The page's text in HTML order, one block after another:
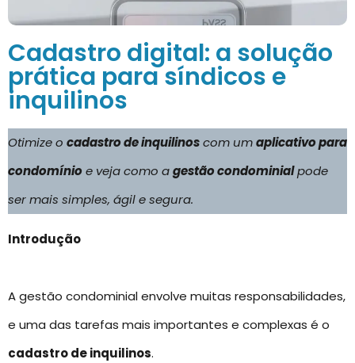
Cadastro digital: a solução
prática para síndicos e
inquilinos
Otimize o cadastro de inquilinoscom umaplicativo para
condomínioe veja como agestão condominialpode
ser mais simples, ágil e segura.
Introdução
A gestão condominial envolve muitas responsabilidades,
e uma das tarefas mais importantes e complexas é o
cadastro de inquilinos.